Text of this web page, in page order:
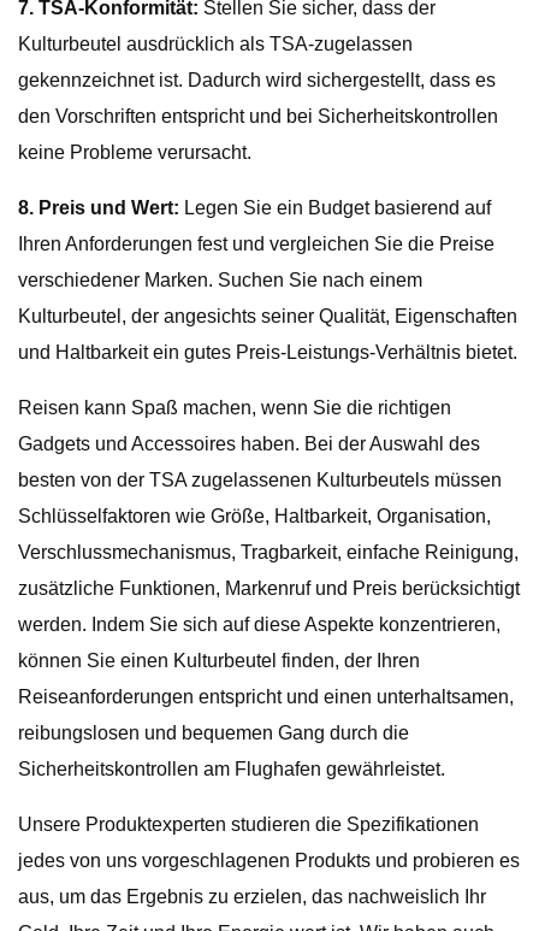
7. TSA-Konformität: Stellen Sie sicher, dass der
Kulturbeutel ausdrücklich als TSA-zugelassen
gekennzeichnet ist. Dadurch wird sichergestellt, dass es
den Vorschriften entspricht und bei Sicherheitskontrollen
keine Probleme verursacht.
8. Preis und Wert: Legen Sie ein Budget basierend auf
Ihren Anforderungen fest und vergleichen Sie die Preise
verschiedener Marken. Suchen Sie nach einem
Kulturbeutel, der angesichts seiner Qualität, Eigenschaften
und Haltbarkeit ein gutes Preis-Leistungs-Verhältnis bietet.
Reisen kann Spaß machen, wenn Sie die richtigen
Gadgets und Accessoires haben. Bei der Auswahl des
besten von der TSA zugelassenen Kulturbeutels müssen
Schlüsselfaktoren wie Größe, Haltbarkeit, Organisation,
Verschlussmechanismus, Tragbarkeit, einfache Reinigung,
zusätzliche Funktionen, Markenruf und Preis berücksichtigt
werden. Indem Sie sich auf diese Aspekte konzentrieren,
können Sie einen Kulturbeutel finden, der Ihren
Reiseanforderungen entspricht und einen unterhaltsamen,
reibungslosen und bequemen Gang durch die
Sicherheitskontrollen am Flughafen gewährleistet.
Unsere Produktexperten studieren die Spezifikationen
jedes von uns vorgeschlagenen Produkts und probieren es
aus, um das Ergebnis zu erzielen, das nachweislich Ihr